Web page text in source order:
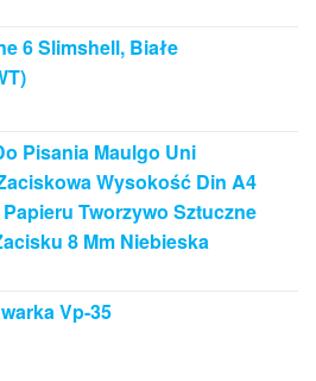
6 Slimshell, Białe
Pisania Maulgo Uni
Wysokość Din A4
Tworzywo Sztuczne
8 Mm Niebieska
Vp-35